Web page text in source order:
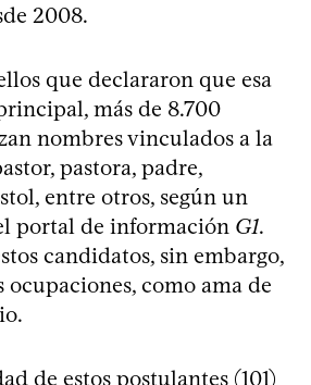
2008.
que declararon que esa
más de 8.700
nombres vinculados a la
pastora, padre,
entre otros, según un
portal de información G1.
candidatos, sin embargo,
como ama de
de estos postulantes (101)